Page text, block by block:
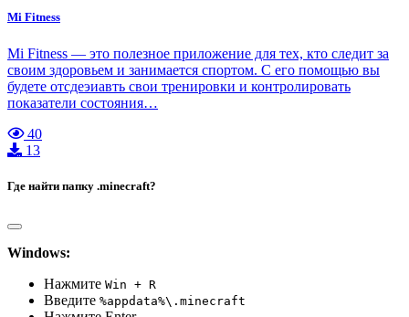
Mi Fitness
Mi Fitness — это полезное приложение для тех, кто следит за
своим здоровьем и занимается спортом. С его помощью вы
будете отсдеэиавть свои тренировки и контролировать
показатели состояния…
40
13
Где найти папку .minecraft?
Windows:
Нажмите Win + R
Введите %appdata%\.minecraft